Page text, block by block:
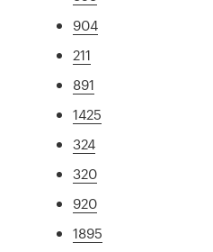
904
211
891
1425
324
320
920
1895